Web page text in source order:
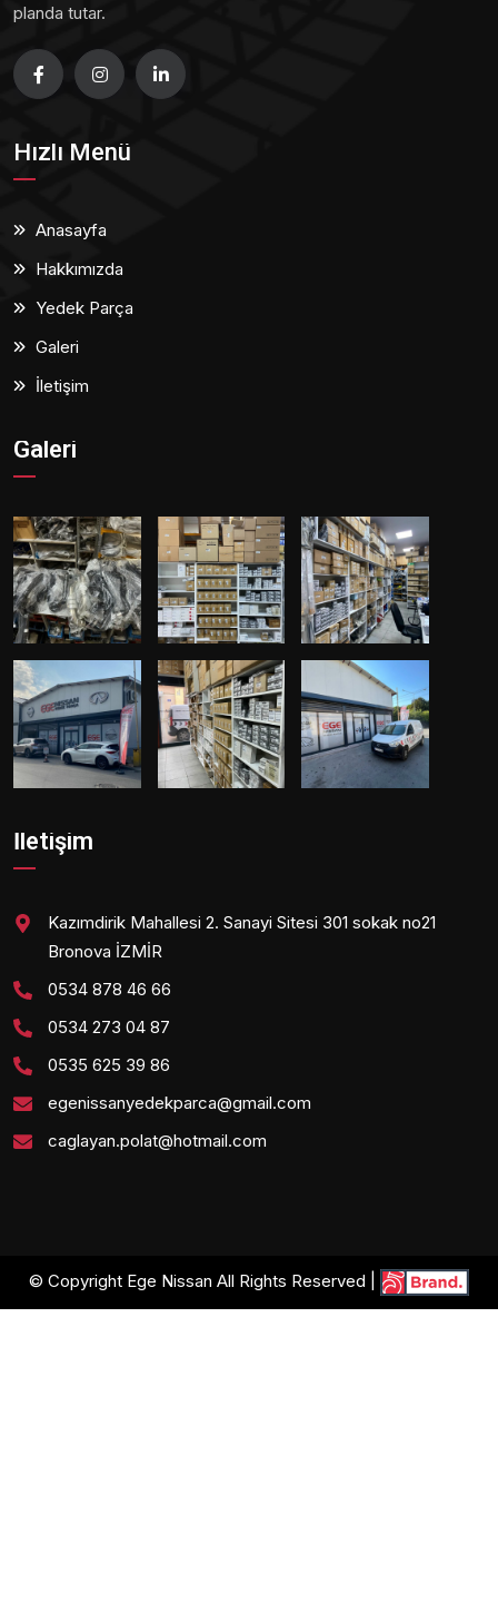
planda tutar.
Hızlı Menü
Anasayfa
Hakkımızda
Yedek Parça
Galeri
İletişim
Galeri
İletişim
Kazımdirik Mahallesi 2. Sanayi Sitesi 301 sokak no21
Bronova İZMİR
0534 878 46 66
0534 273 04 87
0535 625 39 86
egenissanyedekparca@gmail.com
caglayan.polat@hotmail.com
© Copyright Ege Nissan All Rights Reserved |